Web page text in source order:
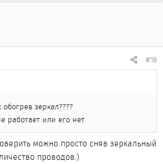
#16
зеркал????
работает или его нет
можно просто сняв зеркальный
проводов.)